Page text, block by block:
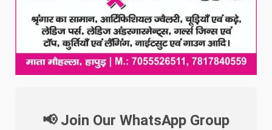
📢 Join Our WhatsApp Group